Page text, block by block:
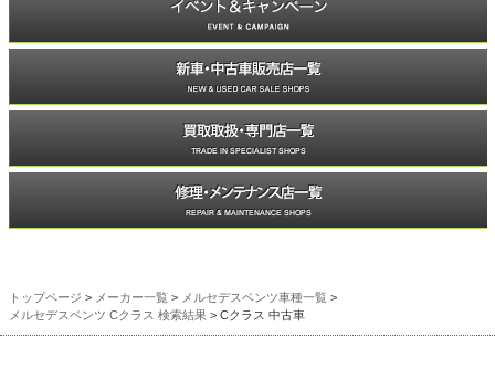
トップページ > メーカー一覧 > メルセデスベンツ車種一覧 >
メルセデスベンツ Cクラス 検索結果 > Cクラス 中古車